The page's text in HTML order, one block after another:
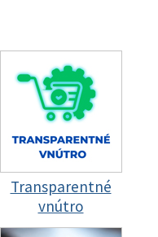
Transparentné
vnútro